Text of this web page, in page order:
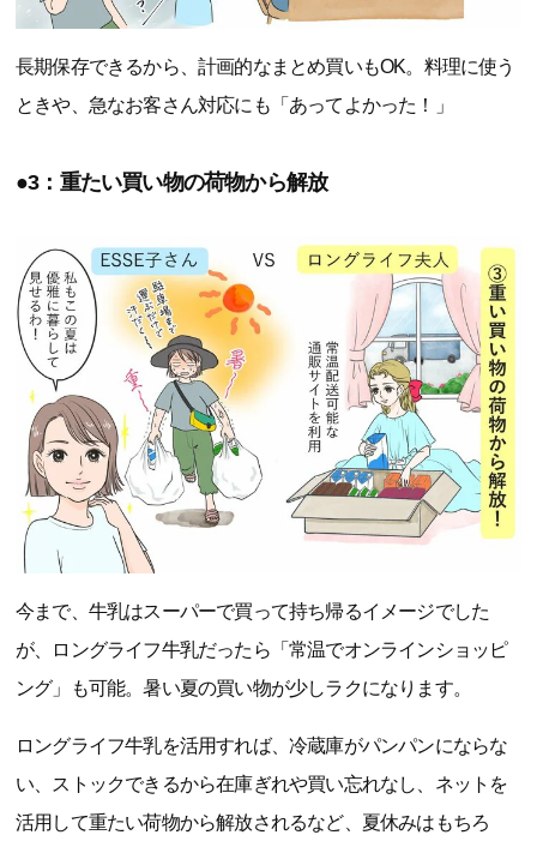
長期保存できるから、計画的なまとめ買いもOK。料理に使う
ときや、急なお客さん対応にも「あってよかった！」
●3：重たい買い物の荷物から解放
今まで、牛乳はスーパーで買って持ち帰るイメージでした
が、ロングライフ牛乳だったら「常温でオンラインショッピ
ング」も可能。暑い夏の買い物が少しラクになります。
ロングライフ牛乳を活用すれば、冷蔵庫がパンパンにならな
い、ストックできるから在庫ぎれや買い忘れなし、ネットを
活用して重たい荷物から解放されるなど、夏休みはもちろ